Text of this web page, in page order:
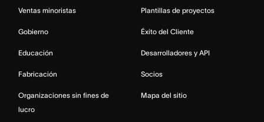
Ventas minoristas
Gobierno
Educación
Fabricación
Organizaciones sin fines de
lucro
Plantillas de proyectos
Éxito del Cliente
Desarrolladores y API
Socios
Mapa del sitio